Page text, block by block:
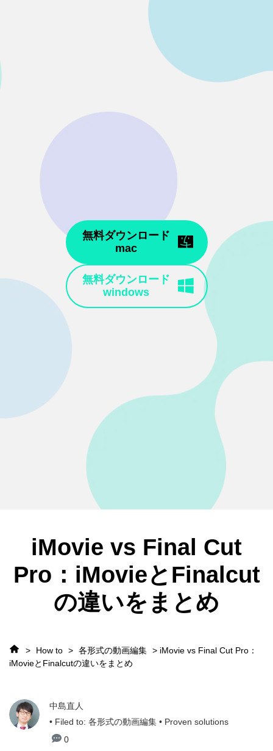
無料ダウンロード
mac
無料ダウンロード
windows
iMovie vs Final Cut
Pro：iMovieとFinalcut
の違いをまとめ
> How to > 各形式の動画編集 > iMovie vs Final Cut Pro：
iMovieとFinalcutの違いをまとめ
中島直人
• Filed to: 各形式の動画編集 • Proven solutions
0